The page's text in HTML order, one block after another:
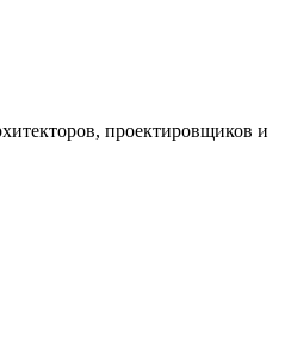
проектировщиков и